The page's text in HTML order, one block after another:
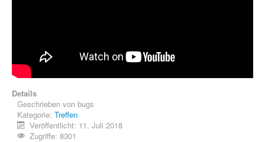
Details
Geschrieben von bugs
Kategorie: Treffen
Veröffentlicht: 11. Juli 2018
Zugriffe: 8301